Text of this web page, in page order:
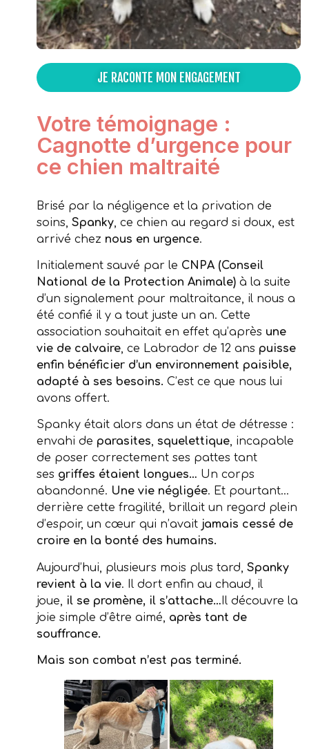
JE RACONTE MON ENGAGEMENT
Votre témoignage :
Cagnotte d’urgence pour
ce chien maltraité
Brisé par la négligence et la privation de
soins, Spanky , ce chien au regard si doux, est
arrivé chez nous en urgence.
Initialement sauvé par le CNPA (Conseil
National de la Protection Animale) à la suite
d’un signalement pour maltraitance, il nous a
été confié il y a tout juste un an. Cette
association souhaitait en effet qu’après une
vie de calvaire, ce Labrador de 12 ans puisse
enfin bénéficier d’un environnement paisible,
adapté à ses besoins. C’est ce que nous lui
avons offert.
Spanky était alors dans un état de détresse :
envahi de parasites, squelettique, incapable
de poser correctement ses pattes tant
ses griffes étaient longues… Un corps
abandonné. Une vie négligée. Et pourtant…
derrière cette fragilité, brillait un regard plein
d’espoir, un cœur qui n’avait jamais cessé de
croire en la bonté des humains.
Aujourd’hui, plusieurs mois plus tard, Spanky
revient à la vie. Il dort enfin au chaud, il
joue, il se promène, il s’attache…Il découvre la
joie simple d’être aimé, après tant de
souffrance.
Mais son combat n’est pas terminé.